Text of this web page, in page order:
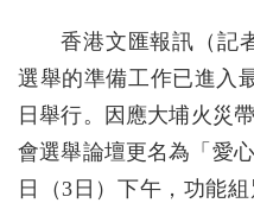
香港文匯報訊（記
選舉的準備工作已進入
日舉行。因應大埔火災
會選舉論壇更名為「愛
日（3日）下午，功能